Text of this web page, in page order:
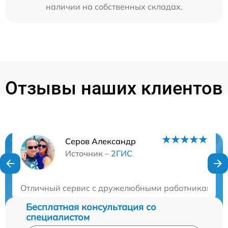
наличии на собственных складах.
Отзывы наших клиентов
Серов Александр
Источник – 2ГИС
Отличный сервис с дружелюбными работниками.
Нужна консультация?
Бесплатная консультация со
специалистом